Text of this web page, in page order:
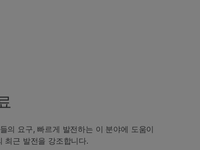
의 요구, 빠르게 발전하는 이 분야에 도움이
최근 발전을 강조합니다.